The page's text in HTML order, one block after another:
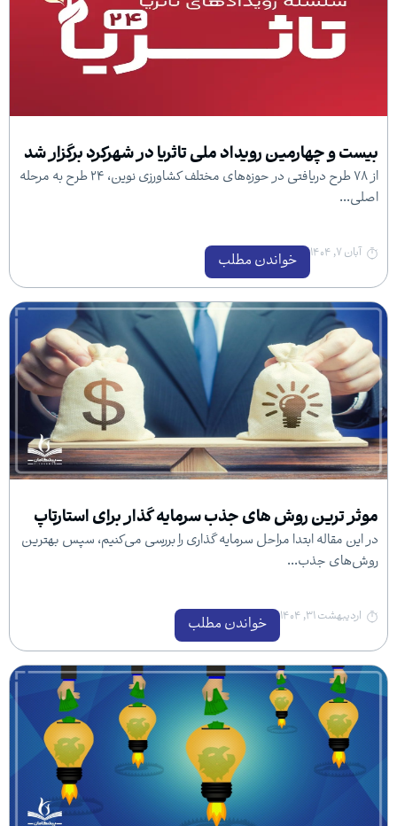
رویداد ملی تاثریا در شهرکرد برگزار شد
از ۷۸ طرح دریافتی در حوزه‌های مختلف کشاورزی نوین، ۲۴ طرح به مرحله
خواندن مطلب
روش های جذب سرمایه گذار برای استارتاپ
ابتدا مراحل سرمایه گذاری را بررسی می‌کنیم، سپس بهترین
خواندن مطلب